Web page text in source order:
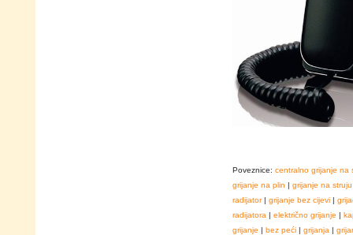
Poveznice: centralno grijanje na
grijanje na plin | grijanje na struju
radijator| grijanje bez cijevi |
radijatora | električno grijanje |
grijanje | bez peći | grijanja |